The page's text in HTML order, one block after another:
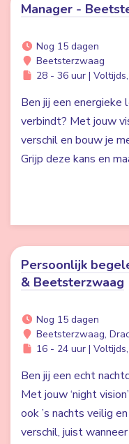
Manager -
Nog 15 dagen
Beetsterzwaag
28 - 36 uur |
Ben jij een energieke
verbindt? Met jouw
verschil en bouw je
Grijp deze kans en
Persoonlijk
& Beetsterzwaag
Nog 15 dagen
Beetsterzwaag,
16 - 24 uur |
Ben jij een echt
Met jouw ‘night
ook ’s nachts veilig
verschil, juist